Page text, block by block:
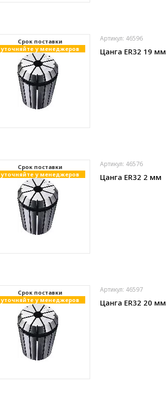
Cрок поставки
уточняйте у менеджеров
Артикул: 46596
Цанга ER32 19 мм
Cрок поставки
уточняйте у менеджеров
Артикул: 46576
Цанга ER32 2 мм
Cрок поставки
уточняйте у менеджеров
Артикул: 46597
Цанга ER32 20 мм